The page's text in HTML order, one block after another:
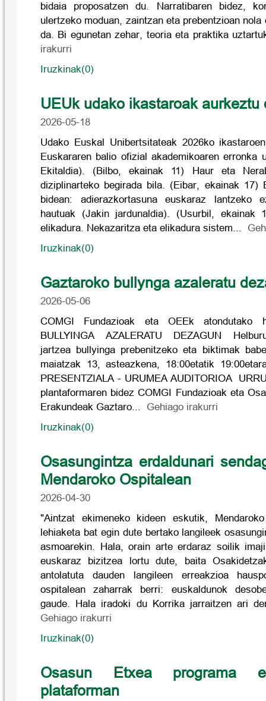
bidaia proposatzen du. Narratibaren bidez,
ulertzeko moduan, zaintzan eta prebentzioan
da. Bi egunetan zehar, teoria eta praktika
irakurri
Iruzkinak(0)
UEUk udako ikastaroak aurkeztu
2026-05-18
Udako Euskal Unibertsitateak 2026ko
Euskararen balio ofizial akademikoaren erronka
Ekitaldia). (Bilbo, ekainak 11) Haur eta
diziplinarteko begirada bila. (Eibar, ekainak 17)
bidean: adierazkortasuna euskaraz lantzeko
hautuak (Jakin jardunaldia). (Usurbil, ekainak
elikadura. Nekazaritza eta elikadura sistem...
Iruzkinak(0)
Gaztaroko bullynga azaleratu
2026-05-06
COMGI Fundazioak eta OEEk atondutako
BULLYINGA AZALERATU DEZAGUN
jartzea bullyinga prebenitzeko eta biktimak
maiatzak 13, asteazkena, 18:00etatik
PRESENTZIALA - URUMEA AUDITORIOA
plantaformaren bidez COMGI Fundazioak eta
Erakundeak Gaztaro... Gehiago irakurri
Iruzkinak(0)
Osasungintza erdaldunari
Mendaroko Ospitalean
2026-04-30
"Aintzat ekimeneko kideen eskutik,
lehiaketa bat egin dute bertako langileek
asmoarekin. Hala, orain arte erdaraz soilik
euskaraz bizitzea lortu dute, baita
antolatuta dauden langileen erreakzioa
ospitalean zaharrak berri: euskaldunok
gaude. Hala iradoki du Korrika jarraitzen ari
Gehiago irakurri
Iruzkinak(0)
Osasun Etxea programa
plataforman